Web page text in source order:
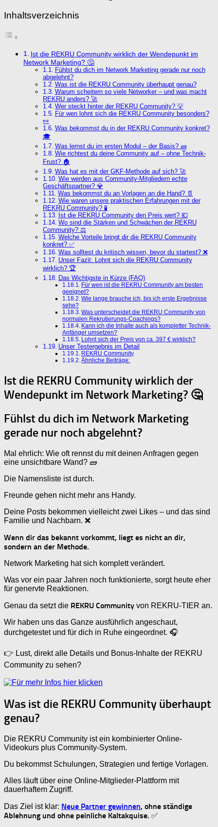
Inhaltsverzeichnis
Ist die REKRU Community wirklich der Wendepunkt im
Network Marketing? 🤔
Fühlst du dich im Network Marketing gerade nur noch
abgelehnt?
Was ist die REKRU Community überhaupt genau?
Warum scheitern so viele Networker – und was macht
REKRU anders? 🚀
Wer steckt hinter der REKRU Community? 💡
Für wen lohnt sich die REKRU Community besonders?
👀
Was bekommst du in der REKRU Community konkret?
🎓
Was lernst du im ersten Modul – der Basis? 🧱
Wie richtest du deine Community auf – ohne Technik-
Frust? 🏠
Was hat es mit der GKF-Methode auf sich? 🚀
Wie werden aus Community-Mitgliedern echte
Geschäftspartner? 💎
Was bekommst du an Vorlagen an die Hand? 📄
Wie waren unsere praktischen Erfahrungen mit der
REKRU Community? 🧪
Ist die REKRU Community den Preis wert? 💶
Wo sind die Stärken und Schwächen der REKRU
Community? ⚖️
Welche Vorteile bringt dir die REKRU Community
konkret? ✅
Was solltest du kritisch wissen, bevor du startest? ❌
Unser Fazit: Lohnt sich die REKRU Community
wirklich? 🏆
Das Wichtigste in Kürze (FAQ)
Für wen ist die REKRU Community am besten
geeignet?
Wie lange brauche ich, bis ich erste Ergebnisse
sehe?
Was unterscheidet die REKRU Community von
normalen Rekrutierungs-Coachings?
Kann ich die Inhalte auch als kompletter Technik-
Anfänger umsetzen?
Lohnt sich der Preis von ca. 397 € wirklich?
Unser Testergebnis im Detail
REKRU Community
Ähnliche Beiträge:
Ist die REKRU Community wirklich der
Wendepunkt im Network Marketing? 🤔
Fühlst du dich im Network Marketing
gerade nur noch abgelehnt?
Mal ehrlich: Wie oft rennst du mit deinen Anfragen gegen
eine unsichtbare Wand? 🧱
Die Namensliste ist durch.
Freunde gehen nicht mehr ans Handy.
Deine Posts bekommen vielleicht zwei Likes – und das sind
Familie und Nachbarn. ❌
Wenn dir das bekannt vorkommt, liegt es nicht an dir,
sondern an der Methode.
Network Marketing hat sich komplett verändert.
Was vor ein paar Jahren noch funktionierte, sorgt heute eher
für genervte Reaktionen.
Genau da setzt die REKRU Community von REKRU-TIER an.
Wir haben uns das Ganze ausführlich angeschaut,
durchgetestet und für dich in Ruhe eingeordnet. 🎧
👉 Lust, direkt alle Details und Bonus-Inhalte der REKRU
Community zu sehen?
Was ist die REKRU Community überhaupt
genau?
Die REKRU Community ist ein kombinierter Online-
Videokurs plus Community-System.
Du bekommst Schulungen, Strategien und fertige Vorlagen.
Alles läuft über eine Online-Mitglieder-Plattform mit
dauerhaftem Zugriff.
Das Ziel ist klar: Neue Partner gewinnen, ohne ständige
Ablehnung und ohne peinliche Kaltakquise. ✅